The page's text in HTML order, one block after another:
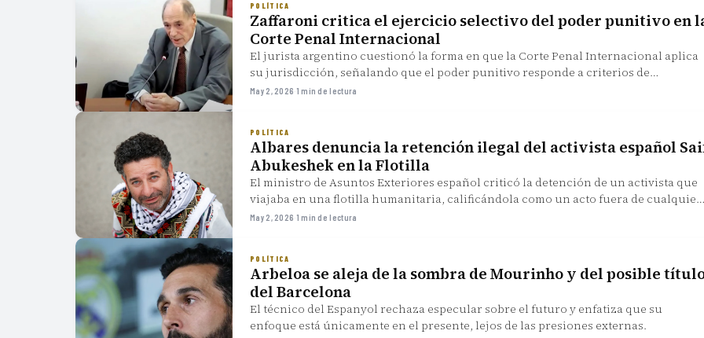
POLÍTICA
Zaffaroni critica el ejercicio selectivo del poder punitivo en
Corte Penal Internacional
El jurista argentino cuestionó la forma en que la Corte Penal Internacional aplica
su jurisdicción, señalando que el poder punitivo responde a criterios de
selectividad.
May 2, 2026·1 min de lectura
POLÍTICA
Albares denuncia la retención ilegal del activista español
Abukeshek en la Flotilla
El ministro de Asuntos Exteriores español criticó la detención de un activista que
viajaba en una flotilla humanitaria, calificándola como un acto fuera de cualquier
marco legal.
May 2, 2026·1 min de lectura
POLÍTICA
Arbeloa se aleja de la sombra de Mourinho y del posible
del Barcelona
El técnico del Espanyol rechaza especular sobre el futuro y enfatiza que su
enfoque está únicamente en el presente, lejos de las presiones externas.